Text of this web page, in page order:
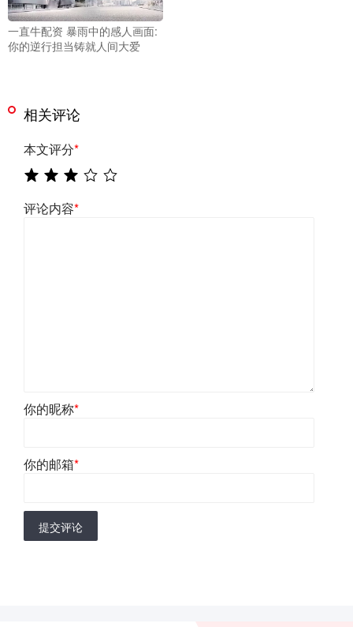
一直牛配资 暴雨中的感人画面:
你的逆行担当铸就人间大爱
相关评论
本文评分*
评论内容*
你的昵称*
你的邮箱*
提交评论